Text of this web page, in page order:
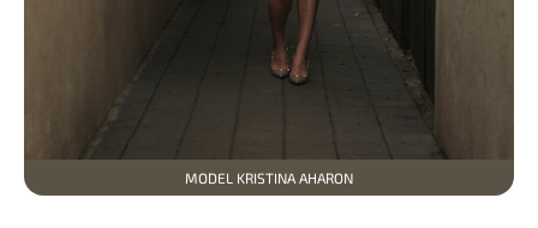
MODEL KRISTINA AHARON